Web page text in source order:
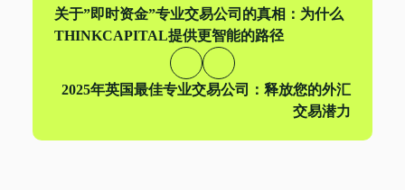
上
一
关于”即时资金”专业交易公司的真相：为什么
THINKCAPITAL提供更智能的路径
下
2025年英国最佳专业交易公司：释放您的外汇
交易潜力